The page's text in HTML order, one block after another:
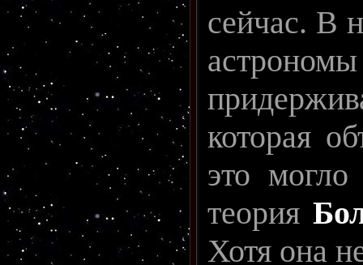
сейчас. В
астрономы
которая
это
теория
Хотя она